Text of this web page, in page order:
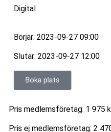
Digital
Börjar: 2023-09-27 09:00
Slutar: 2023-09-27 12:00
Boka plats
Pris medlemsföretag: 1 975
Pris ej medlemsföretag: 2